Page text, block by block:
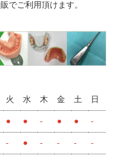
でご利用頂けます。
火 水 木 金 土 日
● ● - ● ● -
- ● - - - -